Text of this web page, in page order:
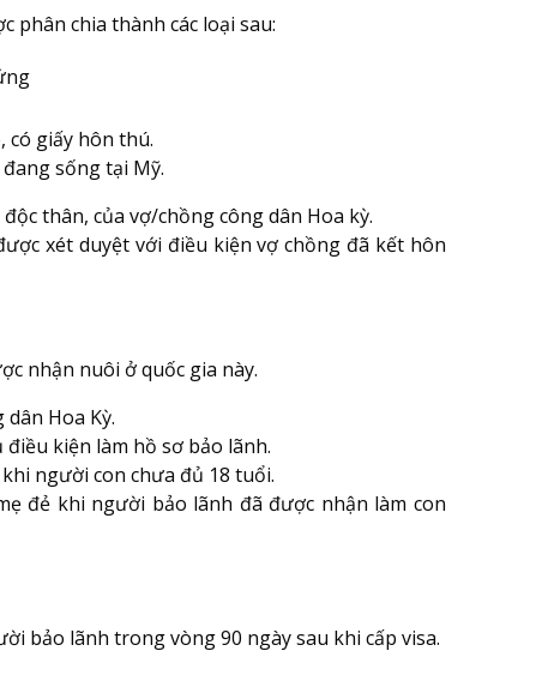
phân chia thành các loại sau:
có giấy hôn thú.
sống tại Mỹ.
thân, của vợ/chồng công dân Hoa kỳ.
xét duyệt với điều kiện vợ chồng đã kết hôn
nhận nuôi ở quốc gia này.
Hoa Kỳ.
kiện làm hồ sơ bảo lãnh.
người con chưa đủ 18 tuổi.
đẻ khi người bảo lãnh đã được nhận làm con
bảo lãnh trong vòng 90 ngày sau khi cấp visa.